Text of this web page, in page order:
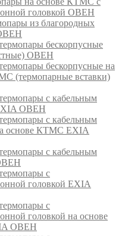
головкой ОВЕН
из благородных
бескорпусные
ОВЕН
бескорпусные на
(термопарные вставки)
с кабельным
ОВЕН
с кабельным
основе КТМС EXIA
с кабельным
с
головкой EXIA
с
головкой на основе
ОВЕН